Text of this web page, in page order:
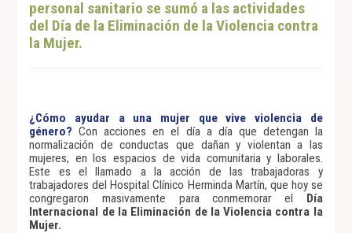
personal sanitario se sumó a las actividades
del Día de la Eliminación de la Violencia contra
la Mujer.
¿Cómo ayudar a una mujer que vive violencia de
género? Con acciones en el día a día que detengan la
normalización de conductas que dañan y violentan a las
mujeres, en los espacios de vida comunitaria y laborales.
Este es el llamado a la acción de las trabajadoras y
trabajadores del Hospital Clínico Herminda Martín, que hoy se
congregaron masivamente para conmemorar el Día
Internacional de la Eliminación de la Violencia contra la
Mujer.